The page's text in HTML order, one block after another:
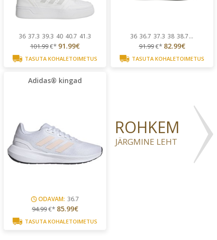
36 37.3 39.3 40 40.7 41.3
101.99€* 91.99€
TASUTA KOHALETOIMETUS
36 36.7 37.3 38 38.7...
91.99€* 82.99€
TASUTA KOHALETOIMETUS
Adidas® kingad
ODAVAM: 36.7
94.99€* 85.99€
TASUTA KOHALETOIMETUS
ROHKEM
JÄRGMINE LEHT